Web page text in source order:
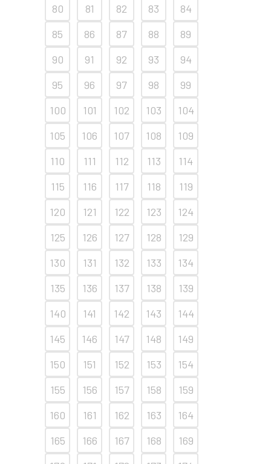
80
81 82 83
84
85
86 87 88
89
90
91 92 93
94
95
96 97 98
99
100
101 102 103
104
105
106 107 108
109
110
111 112 113
114
115
116 117 118
119
120
121 122 123
124
125
126 127 128
129
130
131 132 133
134
135
136 137 138
139
140
141 142 143
144
145
146 147 148
149
150
151 152 153
154
155
156 157 158
159
160
161 162 163
164
165
166 167 168
169